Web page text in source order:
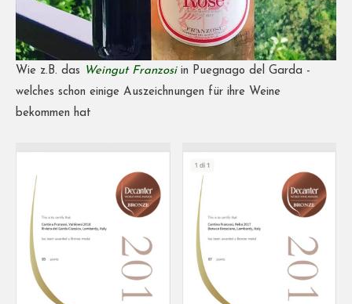
Wie z.B. das Weingut Franzosi in Puegnago del Garda -
welches schon einige Auszeichnungen für ihre Weine
bekommen hat